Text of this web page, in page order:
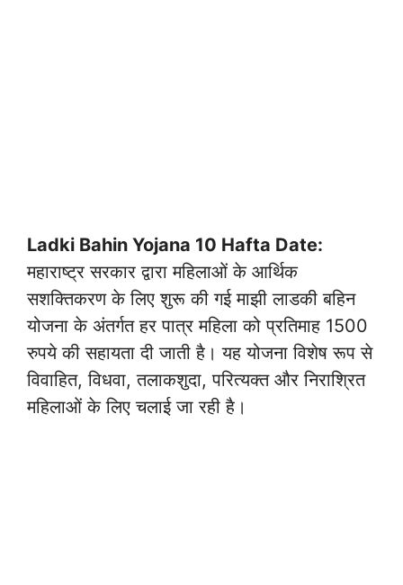
Ladki Bahin Yojana 10 Hafta Date:
महाराष्ट्र सरकार द्वारा महिलाओं के आर्थिक
सशक्तिकरण के लिए शुरू की गई माझी लाडकी बहिन
योजना के अंतर्गत हर पात्र महिला को प्रतिमाह 1500
रुपये की सहायता दी जाती है। यह योजना विशेष रूप से
विवाहित, विधवा, तलाकशुदा, परित्यक्त और निराश्रित
महिलाओं के लिए चलाई जा रही है।